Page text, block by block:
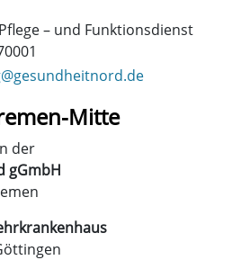
– und Funktionsdienst
Mitte
der
gGmbH